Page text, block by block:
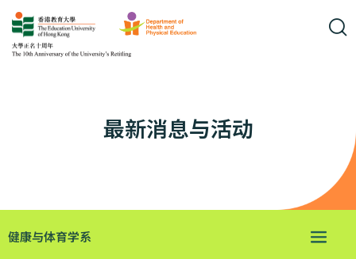
最新消息与活动
健康与体育学系